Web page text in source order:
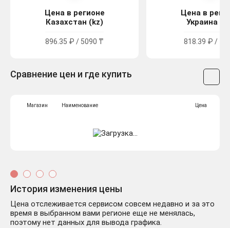
Цена в регионе
Казахстан (kz)
896.35 ₽ / 5090 ₸
Цена в
Украина
818.39 ₽ /
Сравнение цен и где купить
Магазин Наименование Цена
История изменения цены
Цена отслеживается сервисом совсем недавно и за это
время в выбранном вами регионе еще не менялась,
поэтому нет данных для вывода графика.